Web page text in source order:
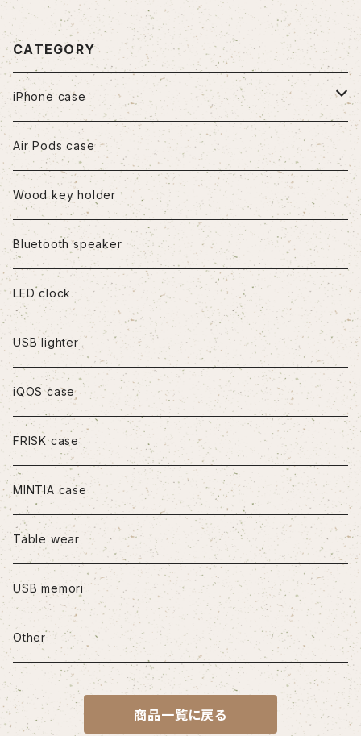
CATEGORY
iPhone case
iPhone7/8/SE2
iPhone8Plus
iPhoneX/XS
iPhoneXR
iPhoneXS Max
iPhone11
iPhone11Pro
iPhone11Pro Max
iPhone12/12Pro
iPhone12mini
iPhone12Pro Max
iPhone13
Air Pods case
Wood key holder
Bluetooth speaker
LED clock
USB lighter
iQOS case
FRISK case
MINTIA case
Table wear
USB memori
Other
商品一覧に戻る